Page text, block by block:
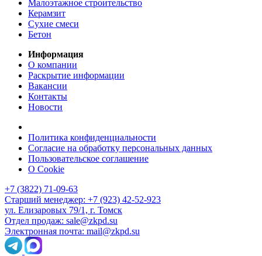
Малоэтажное строительство
Керамзит
Сухие смеси
Бетон
Информация
О компании
Раскрытие информации
Вакансии
Контакты
Новости
Политика конфиденциальности
Согласие на обработку персональных данных
Пользовательское соглашение
О Cookie
+7 (3822) 71-09-63
Старший менеджер: +7 (923) 42-52-923
ул. Елизаровых 79/1, г. Томск
Отдел продаж: sale@zkpd.su
Электронная почта: mail@zkpd.su